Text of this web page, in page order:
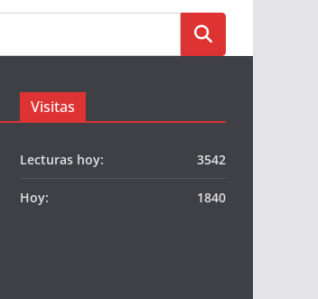
Visitas
3542
Lecturas hoy:
1840
Hoy: